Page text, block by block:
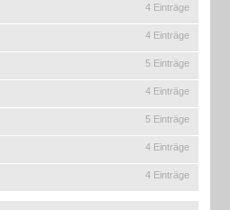
4 Einträge
4 Einträge
5 Einträge
4 Einträge
5 Einträge
4 Einträge
4 Einträge